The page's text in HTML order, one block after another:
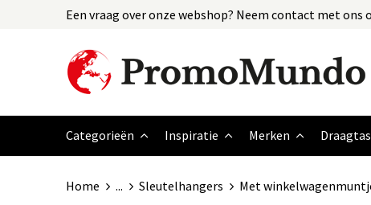
Een vraag over onze webshop? Neem contact met ons
Categorieën Inspiratie Merken
Home ... Sleutelhangers Met